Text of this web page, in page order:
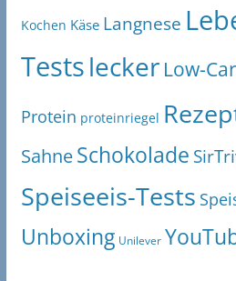
Kochen Käse Langnese
Testslecker Low-
Protein proteinriegel
SahneSchokolade
Speiseeis-Tests
Unboxing Unilever